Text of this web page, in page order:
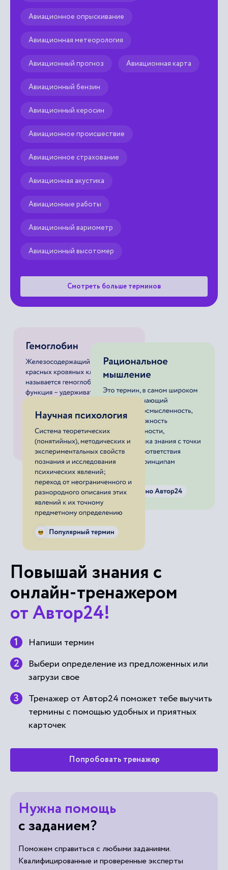
Авиационное опрыскивание
Авиационная метеорология
Авиационный прогноз Авиационная карта
Авиационный бензин
Авиационный керосин
Авиационное происшествие
Авиационное страхование
Авиационная акустика
Авиационные работы
Авиационный вариометр
Авиационный высотомер
Смотреть больше терминов
Повышай знания с
онлайн-тренажером
от Автор24!
Напиши термин
Выбери определение из предложенных или
загрузи свое
Тренажер от Автор24 поможет тебе выучить
термины с помощью удобных и приятных
карточек
Попробовать тренажер
Нужна помощь
с заданием?
Поможем справиться с любыми заданиями.
Квалифицированные и проверенные эксперты